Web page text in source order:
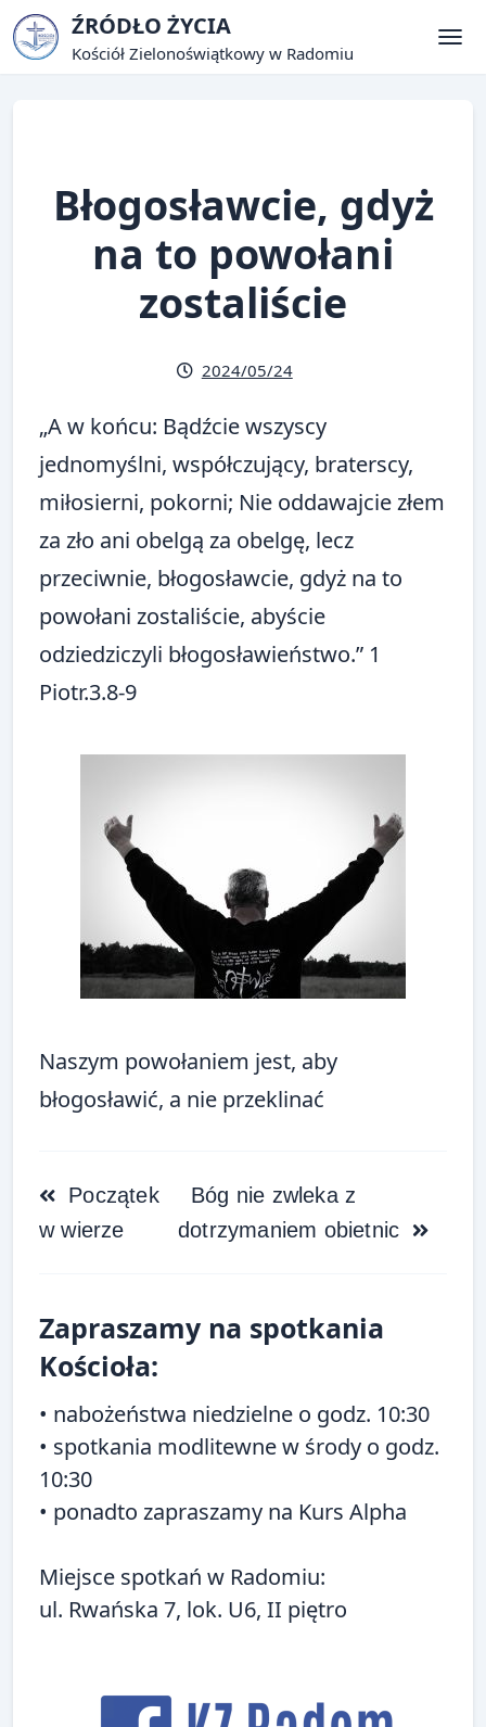
Skip
to
ŹRÓDŁO ŻYCIA
Kościół Zielonoświątkowy w Radomiu
Błogosławcie, gdyż
na to powołani
zostaliście
2024/05/24
„A w końcu: Bądźcie wszyscy
jednomyślni, współczujący, braterscy,
miłosierni, pokorni; Nie oddawajcie złem
za zło ani obelgą za obelgę, lecz
przeciwnie, błogosławcie, gdyż na to
powołani zostaliście, abyście
odziedziczyli błogosławieństwo.” 1
Piotr.3.8-9
Naszym powołaniem jest, aby
błogosławić, a nie przeklinać
<span
class="nav-
reader-
text">Page</span>
Początek
w wierze
Bóg nie zwleka z
dotrzymaniem obietnic
Zapraszamy na spotkania
Kościoła:
• nabożeństwa niedzielne o godz. 10:30
• spotkania modlitewne w środy o godz.
10:30
• ponadto zapraszamy na Kurs Alpha
Miejsce spotkań w Radomiu:
ul. Rwańska 7, lok. U6, II piętro